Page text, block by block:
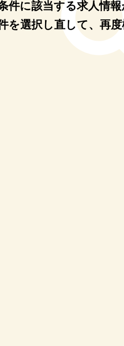
件に該当する求人情
を選択し直して、 再度